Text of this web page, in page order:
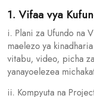
1. Vifaa vya
i. Plani za Ufundo na
maelezo ya
vitabu, video, picha
yanayoelezea
ii. Kompyuta na